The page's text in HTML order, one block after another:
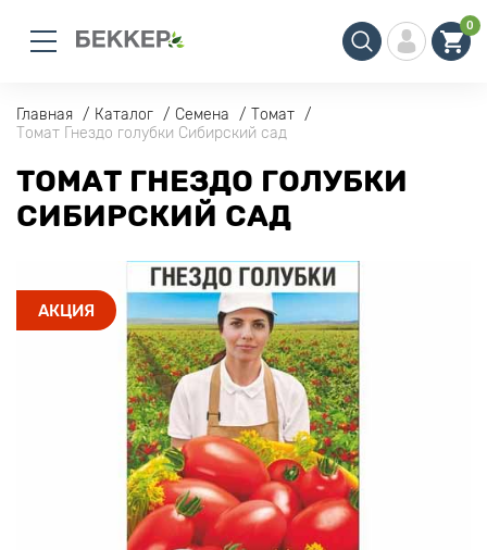
0
Главная Каталог Семена
Томат
Томат Гнездо голубки Сибирский сад
ТОМАТ ГНЕЗДО ГОЛУБКИ
СИБИРСКИЙ САД
АКЦИЯ